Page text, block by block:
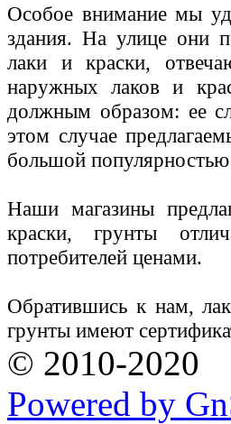
Особое внимание мы
здания. На улице они
лаки и краски,
наружных лаков и
должным образом: ее
этом случае
большой популярностью
Наши магазины
краски, грунты
потребителей ценами.
Обратившись к нам,
грунты имеют
© 2010-2020
Powered by